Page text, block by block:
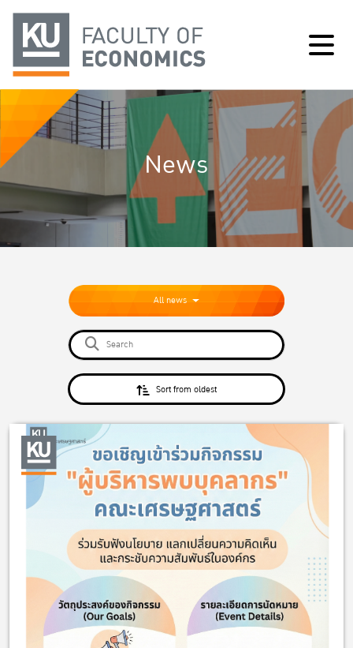
News
All news
Sort from oldest